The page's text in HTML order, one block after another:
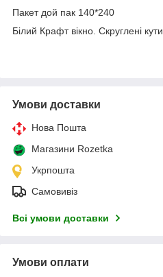
Пакет дой пак 140*240
Білий Крафт вікно. Скруглені кути
Умови доставки
Нова Пошта
Магазини Rozetka
Укрпошта
Самовивіз
Всі умови доставки
Умови оплати